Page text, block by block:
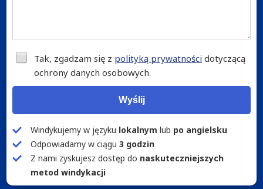
Tak, zgadzam się z polityką prywatności dotyczącą
ochrony danych osobowych.
Wyślij
Windykujemy w języku lokalnym lub po angielsku
Odpowiadamy w ciągu 3 godzin
Z nami zyskujesz dostęp do naskuteczniejszych
metod windykacji